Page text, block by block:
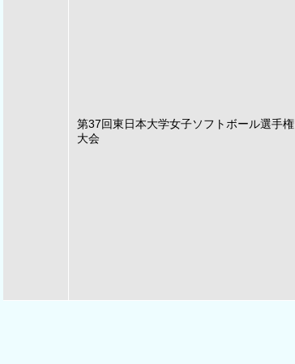
第37回東日本大学女子ソフトボール選手権
大会